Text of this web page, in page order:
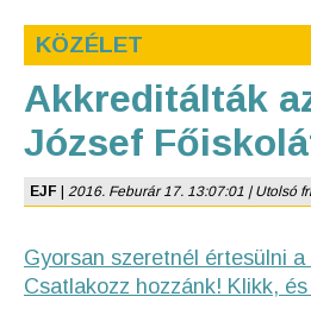
KÖZÉLET
Akkreditálták
József
EJF 2016. Feburár 17. 13:07:01 | Utolsó
Gyorsan szeretnél értesülni
Csatlakozz hozzánk! Klikk,